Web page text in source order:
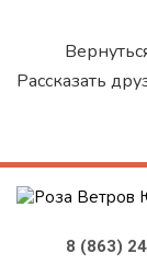
Рассказать
8 (863)